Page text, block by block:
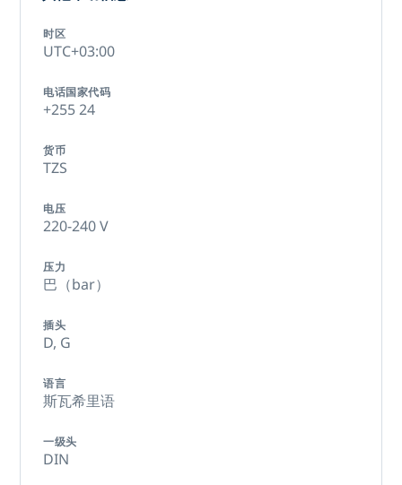
时区
UTC+03:00
电话国家代码
+255 24
货币
TZS
电压
220-240 V
压力
巴（bar）
插头
D, G
语言
斯瓦希里语
一级头
DIN